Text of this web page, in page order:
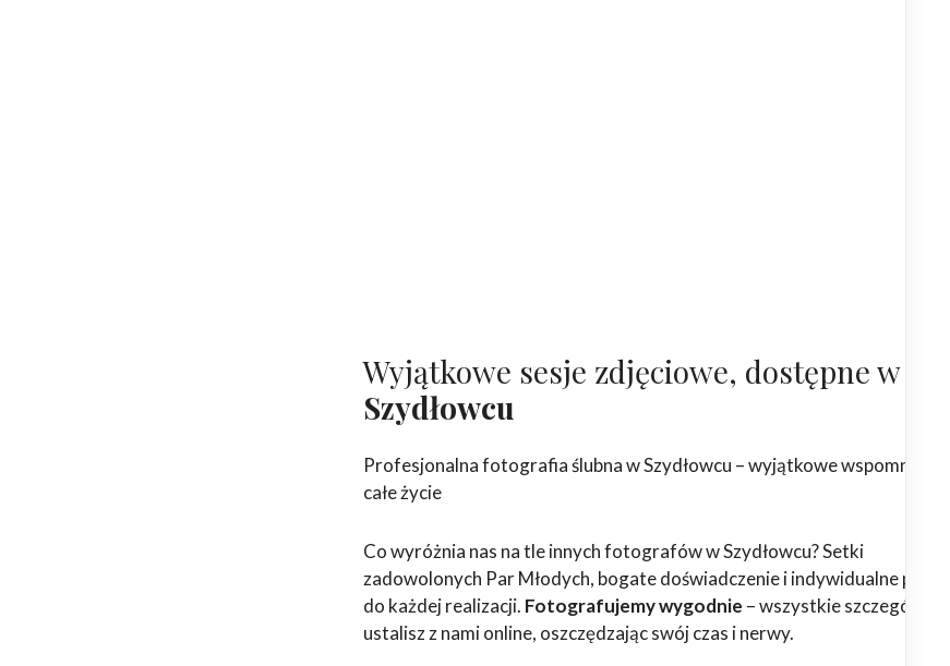
Wyjątkowe sesje zdjęciowe, dostępne w
Szydłowcu
Profesjonalna fotografia ślubna w Szydłowcu – wyjątkowe
całe życie
Co wyróżnia nas na tle innych fotografów w Szydłowcu? Setki
zadowolonych Par Młodych, bogate doświadczenie i indywidualne
do każdej realizacji. Fotografujemy wygodnie – wszystkie szczegóły
ustalisz z nami online, oszczędzając swój czas i nerwy.